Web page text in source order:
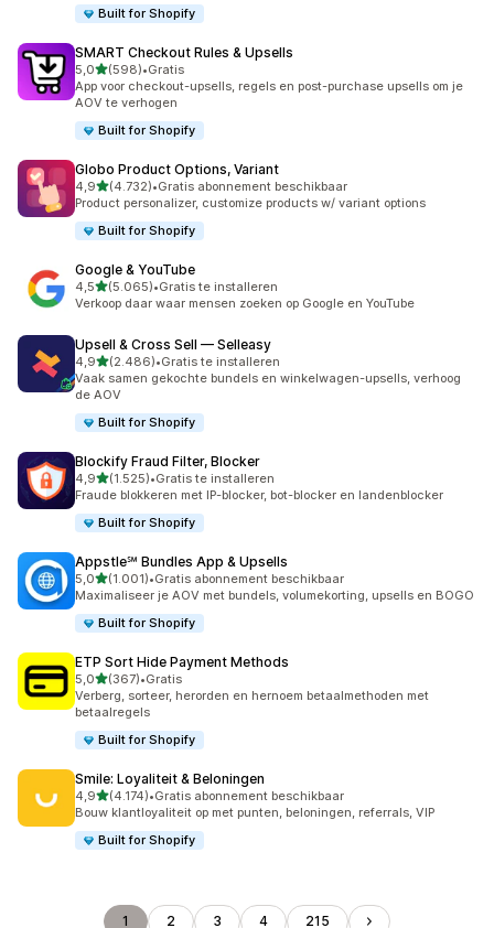
Built for Shopify
SMART Checkout Rules & Upsells
5,0van 5 sterren
(598)
598 recensies in totaal
•Gratis
App voor checkout-upsells, regels en post-purchase upsells om je
AOV te verhogen
Built for Shopify
Globo Product Options, Variant
4,9van 5 sterren
(4.732)
4732 recensies in totaal
•Gratis abonnement beschikbaar
Product personalizer, customize products w/ variant options
Built for Shopify
Google & YouTube
4,5van 5 sterren
(5.065)
5065 recensies in totaal
•Gratis te installeren
Verkoop daar waar mensen zoeken op Google en YouTube
Upsell & Cross Sell — Selleasy
4,9van 5 sterren
(2.486)
2486 recensies in totaal
•Gratis te installeren
Vaak samen gekochte bundels en winkelwagen-upsells, verhoog
de AOV
Built for Shopify
Blockify Fraud Filter, Blocker
4,9van 5 sterren
(1.525)
1525 recensies in totaal
•Gratis te installeren
Fraude blokkeren met IP-blocker, bot-blocker en landenblocker
Built for Shopify
Appstle℠ Bundles App & Upsells
5,0van 5 sterren
(1.001)
1001 recensies in totaal
•Gratis abonnement beschikbaar
Maximaliseer je AOV met bundels, volumekorting, upsells en BOGO
Built for Shopify
ETP Sort Hide Payment Methods
5,0van 5 sterren
(367)
367 recensies in totaal
•Gratis
Verberg, sorteer, herorden en hernoem betaalmethoden met
betaalregels
Built for Shopify
Smile: Loyaliteit & Beloningen
4,9van 5 sterren
(4.174)
4174 recensies in totaal
•Gratis abonnement beschikbaar
Bouw klantloyaliteit op met punten, beloningen, referrals, VIP
Built for Shopify
1 2 3 4 215